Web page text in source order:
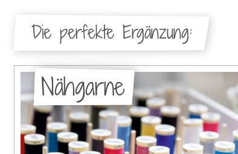
Die perfekte Ergänzung:
Nähgarne